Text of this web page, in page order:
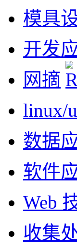
模具
开发
网摘
linux/
数据
软件
Web
收集